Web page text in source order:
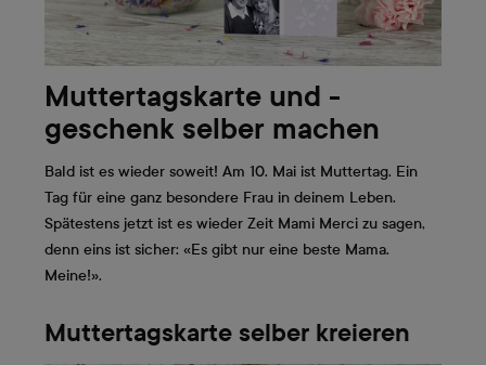
Muttertagskarte und -
geschenk selber machen
Bald ist es wieder soweit! Am 10. Mai ist Muttertag. Ein
Tag für eine ganz besondere Frau in deinem Leben.
Spätestens jetzt ist es wieder Zeit Mami Merci zu sagen,
denn eins ist sicher: «Es gibt nur eine beste Mama.
Meine!».
Muttertagskarte selber kreieren